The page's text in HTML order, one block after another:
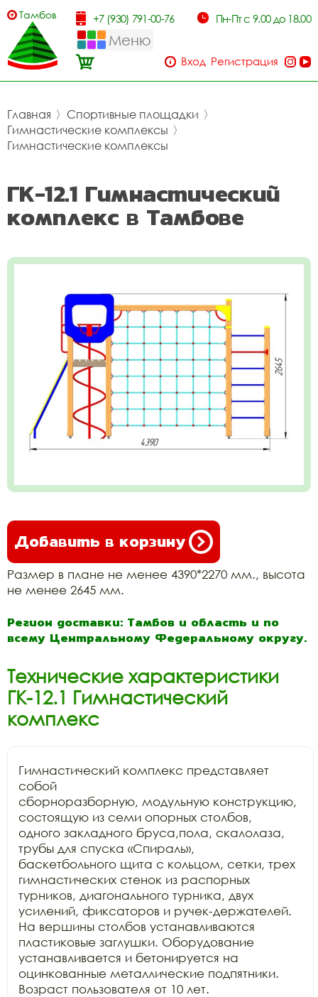
Тамбов +7 (930) 791-00-76 Пн-Пт с 9.00 до 18.00
Меню
Вход Регистрация
Главная 〉 Спортивные площадки 〉
Гимнастические комплексы 〉
Гимнастические комплексы
ГК-12.1 Гимнастический
комплекс в Тамбове
Добавить в корзину
Размер в плане не менее 4390*2270 мм., высота
не менее 2645 мм.
Регион доставки: Тамбов и область и по
всему Центральному Федеральному округу.
Технические характеристики
ГК-12.1 Гимнастический
комплекс
Гимнастический комплекс представляет
собой
сборноразборную, модульную конструкцию,
состоящую из семи опорных столбов,
одного закладного бруса,пола, скалолаза,
трубы для спуска «Спираль»,
баскетбольного щита с кольцом, сетки, трех
гимнастических стенок из распорных
турников, диагонального турника, двух
усилений, фиксаторов и ручек-держателей.
На вершины столбов устанавливаются
пластиковые заглушки. Оборудование
устанавливается и бетонируется на
оцинкованные металлические подпятники.
Возраст пользователя от 10 лет.